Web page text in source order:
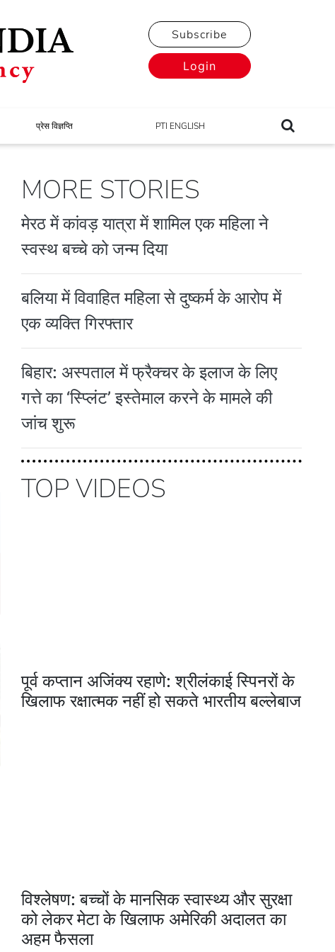
Subscribe
Login
प्रेस विज्ञप्ति PTI ENGLISH
MORE STORIES
मेरठ में कांवड़ यात्रा में शामिल एक महिला ने
स्‍वस्‍थ बच्‍चे को जन्‍म दिया
बलिया में विवाहित महिला से दुष्कर्म के आरोप में
एक व्यक्ति गिरफ्तार
बिहार: अस्पताल में फ्रैक्चर के इलाज के लिए
गत्ते का ‘स्प्लिंट’ इस्तेमाल करने के मामले की
जांच शुरू
TOP VIDEOS
पूर्व कप्तान अजिंक्य रहाणे: श्रीलंकाई स्पिनरों के
खिलाफ रक्षात्मक नहीं हो सकते भारतीय बल्लेबाज
विश्लेषण: बच्चों के मानसिक स्वास्थ्य और सुरक्षा
को लेकर मेटा के खिलाफ अमेरिकी अदालत का
अहम फैसला